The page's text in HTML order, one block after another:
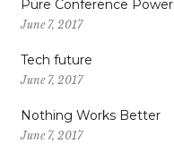
Pure Conference Power
June 7, 2017
Tech future
June 7, 2017
Nothing Works Better
June 7, 2017